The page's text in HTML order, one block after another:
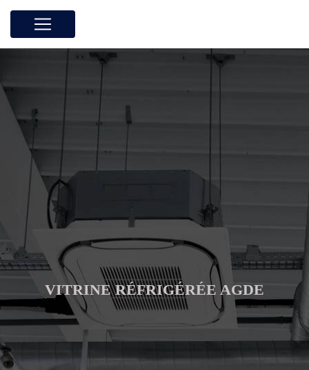
Panneau de gestion des cookies
VITRINE RÉFRIGÉRÉE AGDE